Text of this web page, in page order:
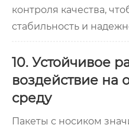
контроля качества,
стабильность и
10. Устойчивое
воздействие
среду
Пакеты с носиком